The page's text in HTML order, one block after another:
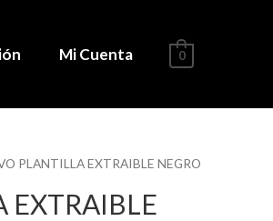
Mi Cuenta 0
PLANTILLA EXTRAIBLE NEGRO
EXTRAIBLE